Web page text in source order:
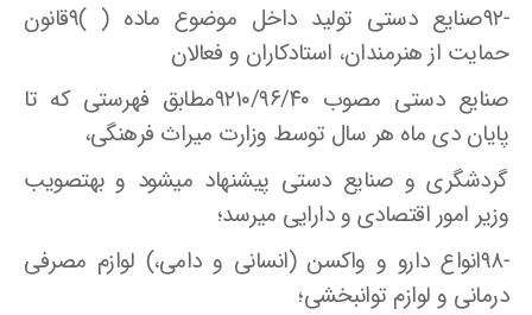
-۹۲صنایع دستی تولید داخل موضوع ماده ( )۹قانون
حمایت از هنرمندان، استادکاران و فعالان
صنایع دستی مصوب ۹۲۱۰/۹۶/۴۰مطابق فهرستی که تا
پایان دی ماه هر سال توسط وزارت میراث فرهنگی،
گردشگری و صنایع دستی پیشنهاد میشود و بهتصویب
وزیر امور اقتصادی و دارایی میرسد؛
-۹۸انواع دارو و واکسن (انسانی و دامی،) لوازم مصرفی
درمانی و لوازم توانبخشی؛